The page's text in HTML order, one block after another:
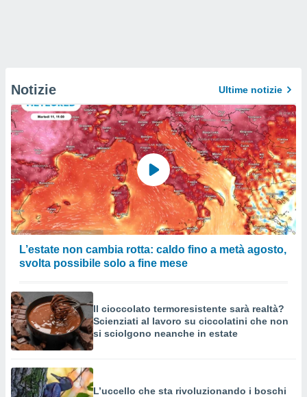
Notizie Ultime notizie
L’estate non cambia rotta: caldo fino a metà agosto,
svolta possibile solo a fine mese
Il cioccolato termoresistente sarà realtà?
Scienziati al lavoro su ciccolatini che non
si sciolgono neanche in estate
L’uccello che sta rivoluzionando i boschi